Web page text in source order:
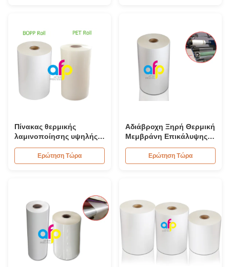
Πίνακας θερμικής
λαμινοποίησης υψηλής
ποιότητας για θερμική /
ξηρή λαμινοποίηση 12 -
350 μm
Ερώτηση Τώρα
Αδιάβροχη Ξηρή Θερμική
Μεμβράνη Επικάλυψης
Ανθεκτική στη Ρωγμή
Χημικό Φράγμα
Ερώτηση Τώρα